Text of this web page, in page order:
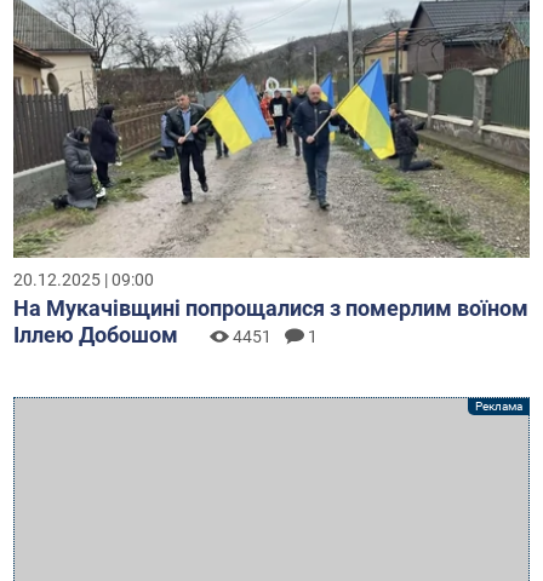
20.12.2025 | 09:00
На Мукачівщині попрощалися з померлим воїном
Іллею Добошом
4451 1